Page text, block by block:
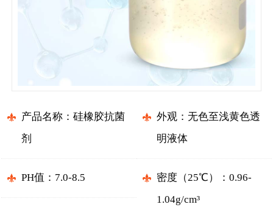
产品名称：硅橡胶抗菌
剂
外观：无色至浅黄色透
明液体
PH值：7.0-8.5
密度（25℃）：0.96-
1.04g/cm³